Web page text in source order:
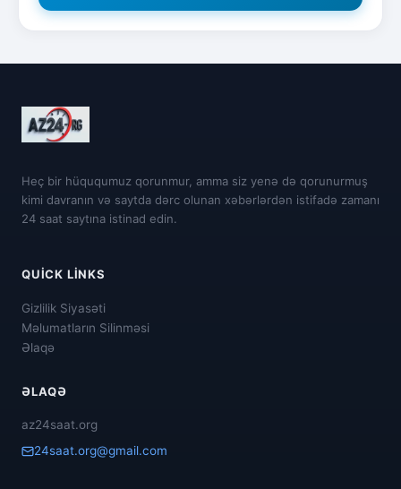
Heç bir hüququmuz qorunmur, amma siz yenə də qorunurmuş
kimi davranın və saytda dərc olunan xəbərlərdən istifadə zamanı
24 saat saytına istinad edin.
QUICK LINKS
Gizlilik Siyasəti
Məlumatların Silinməsi
Əlaqə
ƏLAQƏ
az24saat.org
24saat.org@gmail.com